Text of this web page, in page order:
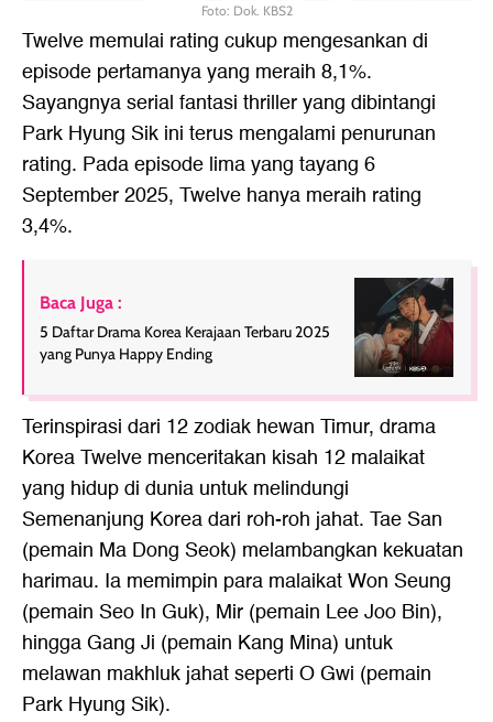
Foto: Dok. KBS2
Twelve memulai rating cukup mengesankan di
episode pertamanya yang meraih 8,1%.
Sayangnya serial fantasi thriller yang dibintangi
Park Hyung Sik ini terus mengalami penurunan
rating. Pada episode lima yang tayang 6
September 2025, Twelve hanya meraih rating
3,4%.
Baca Juga :
5 Daftar Drama Korea Kerajaan Terbaru 2025
yang Punya Happy Ending
Terinspirasi dari 12 zodiak hewan Timur, drama
Korea Twelve menceritakan kisah 12 malaikat
yang hidup di dunia untuk melindungi
Semenanjung Korea dari roh-roh jahat. Tae San
(pemain Ma Dong Seok) melambangkan kekuatan
harimau. Ia memimpin para malaikat Won Seung
(pemain Seo In Guk), Mir (pemain Lee Joo Bin),
hingga Gang Ji (pemain Kang Mina) untuk
melawan makhluk jahat seperti O Gwi (pemain
Park Hyung Sik).